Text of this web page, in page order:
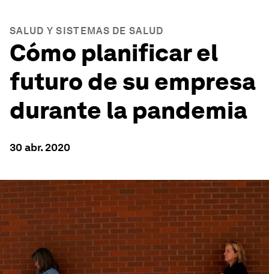
SALUD Y SISTEMAS DE SALUD
Cómo planificar el
futuro de su empresa
durante la pandemia
30 abr. 2020